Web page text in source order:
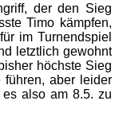
der den Sieg
Timo kämpfen,
im Turnendspiel
letztlich gewohnt
höchste Sieg
aber leider
also am 8.5. zu